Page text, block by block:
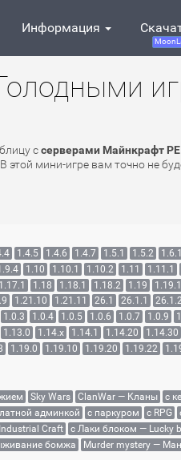
Информация
ссерверами Майнкрафт
мини-игре вам точно не
1.4.5 1.4.6 1.4.7 1.5.1 1.5.2 1.6.1
1.10 1.10.1 1.10.2 1.11 1.11.1
1.17.1 1.18 1.18.1 1.18.2 1.19 1.19.1
1.21.10 1.21.11 26.1 26.1.1
1.0.3 1.0.4 1.0.5 1.0.6 1.0.7 1.0.9
1.13.0 1.14.x 1.14.1 1.14.20 1.14.30
1.19.0 1.19.10 1.19.20 1.19.22
Sky Wars ClanWar — Кланы с
админкой с паркуром с RPG
Industrial Craft с Лаки блоком — Lucky
бомжа Murder mystery —